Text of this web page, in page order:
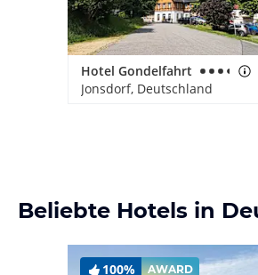
Hotel Gondelfahrt
Jonsdorf, Deutschland
Beliebte Hotels in
100% AWARD